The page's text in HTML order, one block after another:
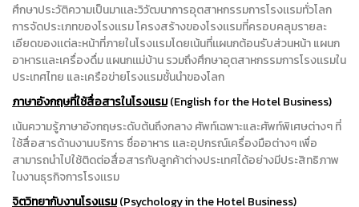
ศึกษาประวัติความเป็นมาเเละวิวัฒนาการอุตสาหกรรมการโรงเเรมทั่วโลก
การจัดประเภทของโรงเเรม โครงสร้างของโรงเเรมที่ครอบคลุมรายละ
เอียดของเเต่ละหน้าที่ภายในโรงเเรมโดยเน้นที่เเผนกต้อนรับส่วนหน้า แผนก
อาหารเเละเครื่องดื่ม แผนกเเม่บ้าน รวมถึงศึกษาอุตสาหกรรมการโรงเเรมใน
ประเทศไทย และเครือข่ายโรงเเรมชั้นนำของโลก
ภาษาอังกฤษที่ใช้สื่อสารในโรงเเรม(English for the Hotel Business)
เน้นความรู้ภาษาอังกฤษระดับต้นถึงกลาง ศัพท์เฉพาะและศัพท์พิเศษต่างๆ ที่
ใช้สื่อสารด้านงานบริการ ชื่ออาหาร เเละอุปกรณ์เครื่องมือต่างๆ เพื่อ
สามารถนำไปใช้ติดต่อสื่อสารกับลูกค้าต่างประเทศได้อย่างมีประสิทธิภาพ
ในงานธุรกิจการโรงเเรม
จิตวิทยากับงานโรงเเรม(Psychology in the Hotel Business)